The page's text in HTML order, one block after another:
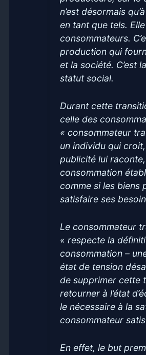
n’est désormais
en tant que tels.
consommateurs.
production qui
et la société. C’est
statut social.
Durant cette
celle des
« consommateur
un individu qui
publicité lui
consommation
comme si les biens
satisfaire ses
Le consommateur
« respecte la
consommation –
état de tension
de supprimer cette
retourner à l’état
le nécessaire à la
consommateur
En effet, le but